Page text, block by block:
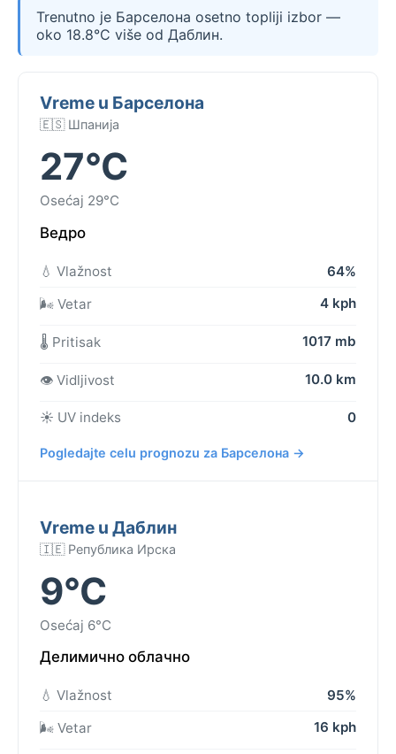
Trenutno je Барселона osetno topliji izbor —
oko 18.8°C više od Даблин.
Vreme u Барселона
🇪🇸 Шпанија
27°C
Osećaj 29°C
Ведро
💧 Vlažnost
64%
🌬️ Vetar
4 kph
🌡️ Pritisak 1017 mb
👁️ Vidljivost 10.0 km
☀️ UV indeks 0
Pogledajte celu prognozu za Барселона →
Vreme u Даблин
🇮🇪 Република Ирска
9°C
Osećaj 6°C
Делимично облачно
💧 Vlažnost
95%
🌬️ Vetar
16 kph